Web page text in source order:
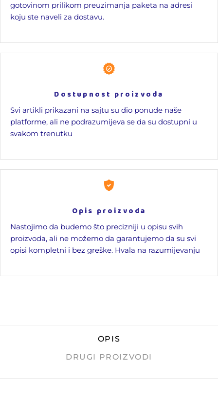
gotovinom prilikom preuzimanja paketa na adresi
koju ste naveli za dostavu.
Dostupnost proizvoda
Svi artikli prikazani na sajtu su dio ponude naše
platforme, ali ne podrazumijeva se da su dostupni u
svakom trenutku
Opis proizvoda
Nastojimo da budemo što precizniji u opisu svih
proizvoda, ali ne možemo da garantujemo da su svi
opisi kompletni i bez greške. Hvala na razumijevanju
OPIS
DRUGI PROIZVODI